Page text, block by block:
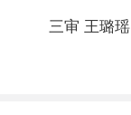
三审 王璐瑶